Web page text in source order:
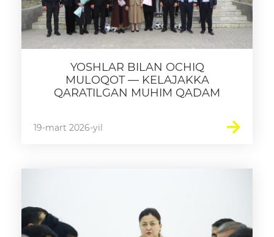
YOSHLAR BILAN OCHIQ
MULOQOT — KELAJAKKA
QARATILGAN MUHIM QADAM
19-mart 2026-yil